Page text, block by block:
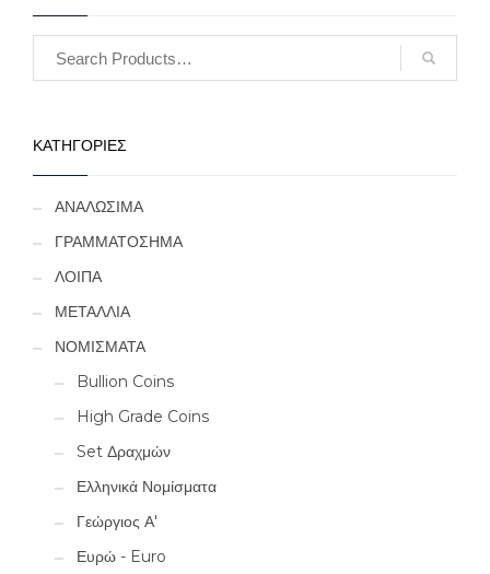
ΚΑΤΗΓΟΡΙΕΣ
ΑΝΑΛΩΣΙΜΑ
ΓΡΑΜΜΑΤΟΣΗΜΑ
ΛΟΙΠΑ
ΜΕΤΑΛΛΙΑ
ΝΟΜΙΣΜΑΤΑ
Bullion Coins
High Grade Coins
Set Δραχμών
Ελληνικά Νομίσματα
Γεώργιος Α'
Ευρώ - Euro